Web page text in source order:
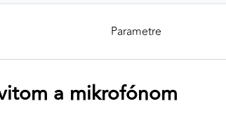
Parametre
a mikrofónom